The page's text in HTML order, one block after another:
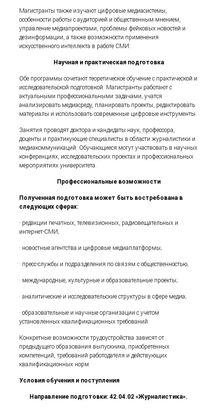
Магистранты также изучают цифровые медиасистемы,
особенности работы с аудиторией и общественным мнением,
управление медиапроектами, проблемы фейковых новостей и
дезинформации, а также возможности применения
искусственного интеллекта в работе СМИ.
Научная и практическая подготовка
Обе программы сочетают теоретическое обучение с практической и
исследовательской подготовкой. Магистранты работают с
актуальными профессиональными задачами, учатся
анализировать медиасреду, планировать проекты, редактировать
материалы и использовать современные цифровые инструменты.
Занятия проводят доктора и кандидаты наук, профессора,
доценты и практикующие специалисты в области журналистики и
медиакоммуникаций. Обучающиеся могут участвовать в научных
конференциях, исследовательских проектах и профессиональных
мероприятиях университета.
Профессиональные возможности
Полученная подготовка может быть востребована в
следующих сферах:
· редакции печатных, телевизионных, радиовещательных и
интернет-СМИ;
· новостные агентства и цифровые медиаплатформы;
· пресс-службы и подразделения по связям с общественностью;
· международные, культурные и образовательные проекты;
· аналитические и исследовательские структуры в сфере медиа;
· образовательные и научные организации с учётом
установленных квалификационных требований.
Конкретные возможности трудоустройства зависят от
предыдущего образования выпускника, приобретённых
компетенций, требований работодателя и действующих
квалификационных норм.
Условия обучения и поступления
Направление подготовки: 42.04.02 «Журналистика».